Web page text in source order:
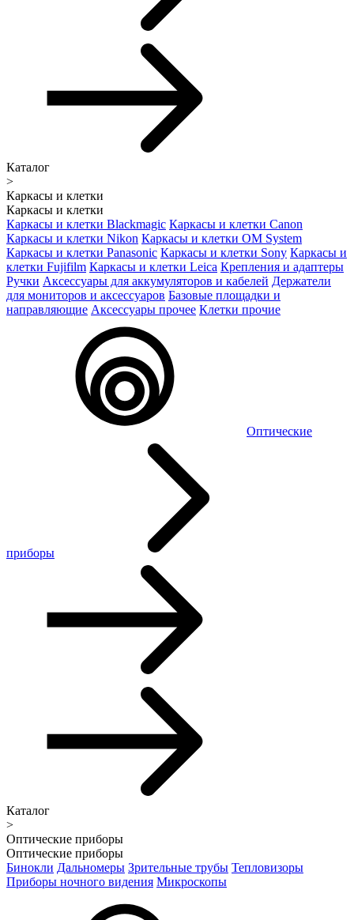
Каталог
>
Каркасы и клетки
Каркасы и клетки
Каркасы и клетки Blackmagic Каркасы и клетки Canon
Каркасы и клетки Nikon Каркасы и клетки OM System
Каркасы и клетки Panasonic Каркасы и клетки Sony Каркасы и
клетки Fujifilm Каркасы и клетки Leica Крепления и адаптеры
Ручки Аксессуары для аккумуляторов и кабелей Держатели
для мониторов и аксессуаров Базовые площадки и
направляющие Аксессуары прочее Клетки прочие
Оптические
приборы
Каталог
>
Оптические приборы
Оптические приборы
Бинокли Дальномеры Зрительные трубы Тепловизоры
Приборы ночного видения Микроскопы